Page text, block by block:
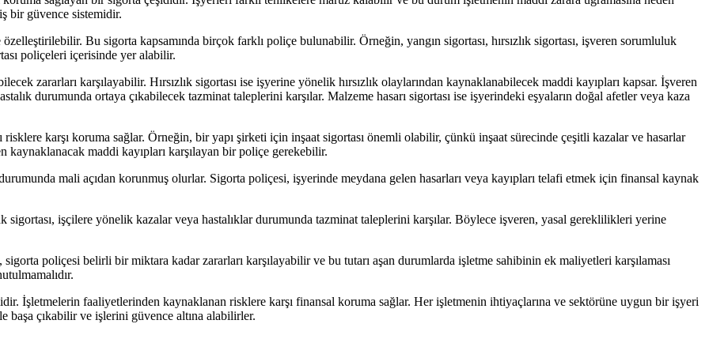
bir güvence sistemidir.
Bu sigorta kapsamında birçok farklı poliçe bulunabilir. Örneğin, yangın sigortası, hırsızlık sigortası, işveren sorumluluk
poliçeleri içerisinde yer alabilir.
zararları karşılayabilir. Hırsızlık sigortası ise işyerine yönelik hırsızlık olaylarından kaynaklanabilecek maddi kayıpları kapsar. İşveren
durumunda ortaya çıkabilecek tazminat taleplerini karşılar. Malzeme hasarı sigortası ise işyerindeki eşyaların doğal afetler veya kaza
karşı koruma sağlar. Örneğin, bir yapı şirketi için inşaat sigortası önemli olabilir, çünkü inşaat sürecinde çeşitli kazalar ve hasarlar
maddi kayıpları karşılayan bir poliçe gerekebilir.
mali açıdan korunmuş olurlar. Sigorta poliçesi, işyerinde meydana gelen hasarları veya kayıpları telafi etmek için finansal kaynak
sigortası, işçilere yönelik kazalar veya hastalıklar durumunda tazminat taleplerini karşılar. Böylece işveren, yasal gereklilikleri yerine
poliçesi belirli bir miktara kadar zararları karşılayabilir ve bu tutarı aşan durumlarda işletme sahibinin ek maliyetleri karşılaması
İşletmelerin faaliyetlerinden kaynaklanan risklere karşı finansal koruma sağlar. Her işletmenin ihtiyaçlarına ve sektörüne uygun bir işyeri
çıkabilir ve işlerini güvence altına alabilirler.